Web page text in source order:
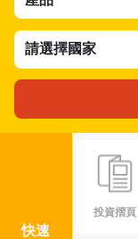
快速
投資摺頁